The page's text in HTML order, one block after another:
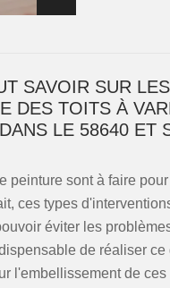
SAVOIR SUR
DES TOITS À
LE 58640 ET
peinture sont à faire
ces types
éviter les
de réaliser ce
l'embellissement de ces